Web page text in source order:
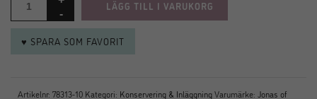
LÄGG TILL I VARUKORG
♥ SPARA SOM FAVORIT
Artikelnr: 78313-10 Kategori: Konservering & InläggningVarumärke: Jonas of